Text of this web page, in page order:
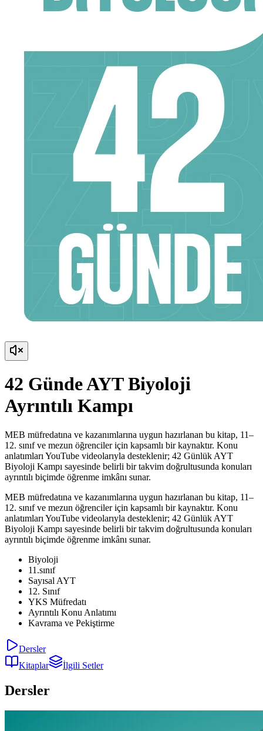
42 Günde AYT Biyoloji
Ayrıntılı Kampı
MEB müfredatına ve kazanımlarına uygun hazırlanan bu kitap, 11–
12. sınıf ve mezun öğrenciler için kapsamlı bir kaynaktır. Konu
anlatımları YouTube videolarıyla desteklenir; 42 Günlük AYT
Biyoloji Kampı sayesinde belirli bir takvim doğrultusunda konuları
ayrıntılı biçimde öğrenme imkânı sunar.
MEB müfredatına ve kazanımlarına uygun hazırlanan bu kitap, 11–
12. sınıf ve mezun öğrenciler için kapsamlı bir kaynaktır. Konu
anlatımları YouTube videolarıyla desteklenir; 42 Günlük AYT
Biyoloji Kampı sayesinde belirli bir takvim doğrultusunda konuları
ayrıntılı biçimde öğrenme imkânı sunar.
Biyoloji
11.sınıf
Sayısal AYT
12. Sınıf
YKS Müfredatı
Ayrıntılı Konu Anlatımı
Kavrama ve Pekiştirme
Dersler
Kitaplar
İlgili Setler
Dersler